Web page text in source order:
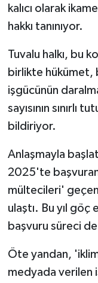
kalıcı olarak
hakkı tanınıyor.
Tuvalu halkı, bu
birlikte hükümet,
işgücünün
sayısının sınırlı
bildiriyor.
Anlaşmayla
2025'te
mültecileri' geçen
ulaştı. Bu yıl
başvuru süreci
Öte yandan,
medyada verilen